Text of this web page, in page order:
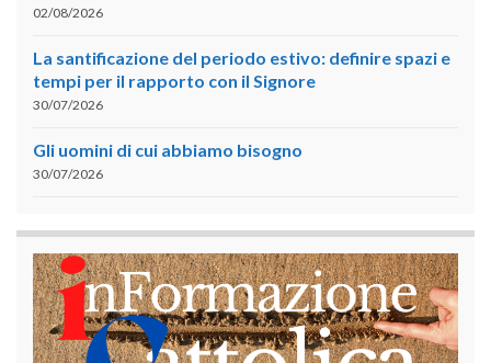
02/08/2026
La santificazione del periodo estivo: definire spazi e
tempi per il rapporto con il Signore
30/07/2026
Gli uomini di cui abbiamo bisogno
30/07/2026